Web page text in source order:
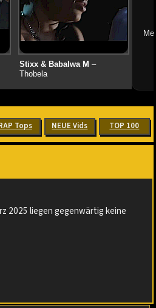
Stixx & Babalwa M –
Thobela
Tops NEUE Vids TOP 100
2025 liegen gegenwärtig keine